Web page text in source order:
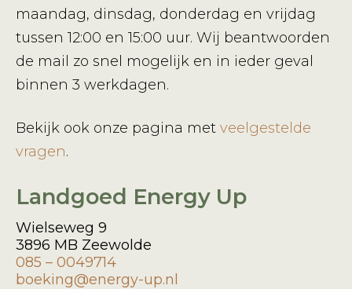
maandag, dinsdag, donderdag en vrijdag
tussen 12:00 en 15:00 uur. Wij beantwoorden
de mail zo snel mogelijk en in ieder geval
binnen 3 werkdagen.
Bekijk ook onze pagina met veelgestelde
vragen.
Landgoed Energy Up
Wielseweg 9
3896 MB Zeewolde
085 – 0049714
boeking@energy-up.nl